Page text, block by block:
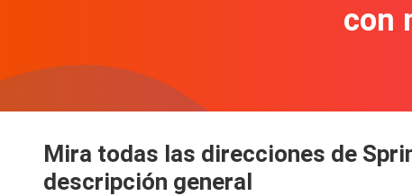
con
Mira todas las direcciones de
descripción general